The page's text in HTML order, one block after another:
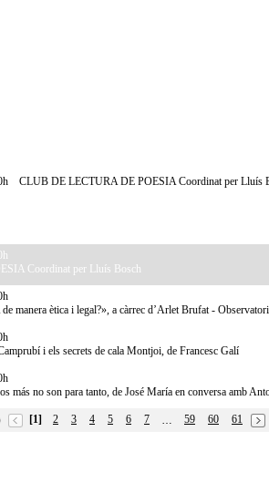
CLUB DE LECTURA DE POESIA Coordinat per Lluís
Coordinat per Lluís Bosch
manera ètica i legal?», a càrrec d’Arlet Brufat -
i els secrets de cala Montjoi, de Francesc Galí
más no son para tanto, de José María en conversa amb
[1] 2 3 4 5 6 7 … 59 60
61